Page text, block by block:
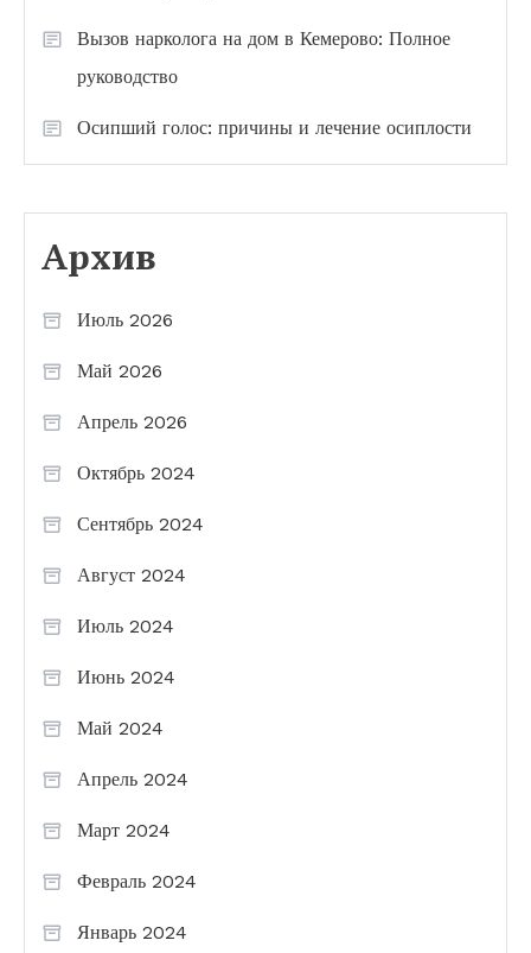
Вызов нарколога на дом в Кемерово: Полное
руководство
Осипший голос: причины и лечение осиплости
Архив
Июль 2026
Май 2026
Апрель 2026
Октябрь 2024
Сентябрь 2024
Август 2024
Июль 2024
Июнь 2024
Май 2024
Апрель 2024
Март 2024
Февраль 2024
Январь 2024